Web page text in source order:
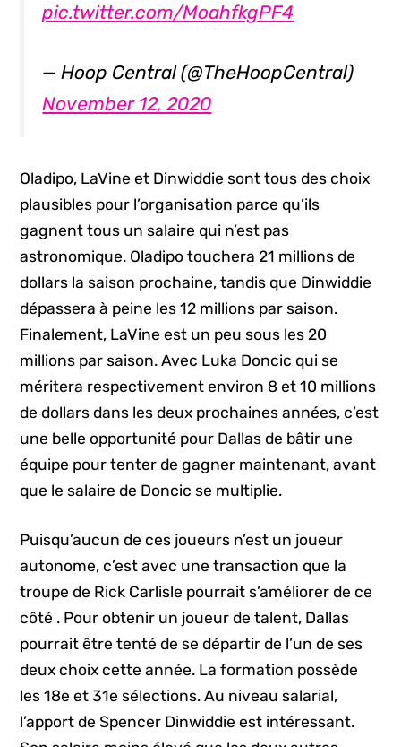
pic.twitter.com/MoahfkgPF4
— Hoop Central (@TheHoopCentral)
November 12, 2020
Oladipo, LaVine et Dinwiddie sont tous des choix
plausibles pour l’organisation parce qu’ils
gagnent tous un salaire qui n’est pas
astronomique. Oladipo touchera 21 millions de
dollars la saison prochaine, tandis que Dinwiddie
dépassera à peine les 12 millions par saison.
Finalement, LaVine est un peu sous les 20
millions par saison. Avec Luka Doncic qui se
méritera respectivement environ 8 et 10 millions
de dollars dans les deux prochaines années, c’est
une belle opportunité pour Dallas de bâtir une
équipe pour tenter de gagner maintenant, avant
que le salaire de Doncic se multiplie.
Puisqu’aucun de ces joueurs n’est un joueur
autonome, c’est avec une transaction que la
troupe de Rick Carlisle pourrait s’améliorer de ce
côté . Pour obtenir un joueur de talent, Dallas
pourrait être tenté de se départir de l’un de ses
deux choix cette année. La formation possède
les 18e et 31e sélections. Au niveau salarial,
l’apport de Spencer Dinwiddie est intéressant.